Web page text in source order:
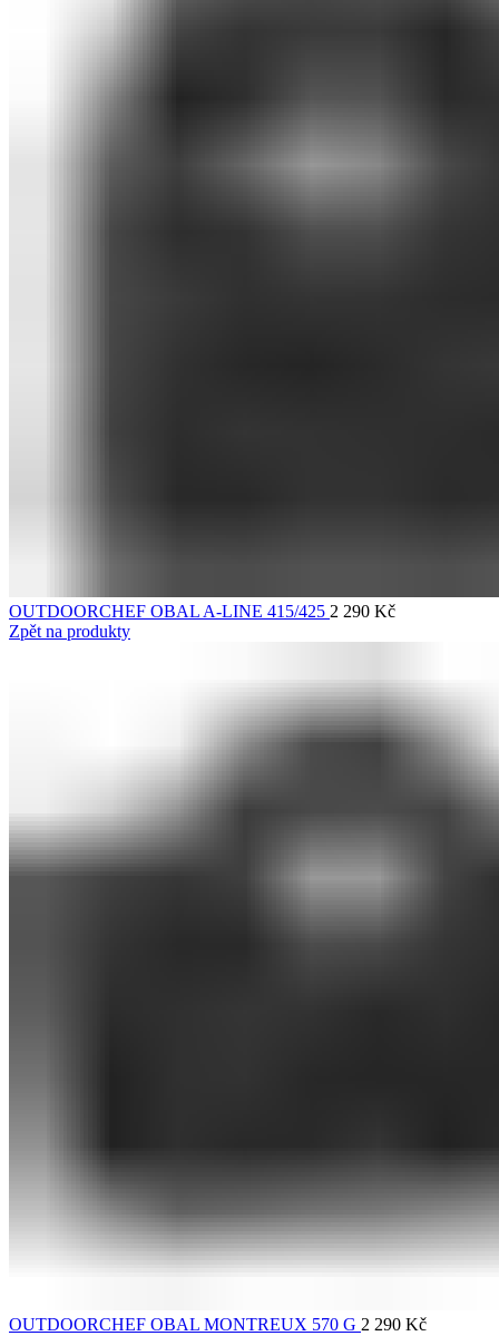
OUTDOORCHEF OBAL A-LINE 415/425 2 290 Kč
Zpět na produkty
OUTDOORCHEF OBAL MONTREUX 570 G 2 290 Kč